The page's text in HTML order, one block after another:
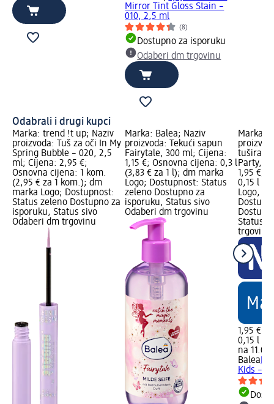
Mirror Tint Gloss Stain –
010, 2,5 ml
(8)
Dostupno za isporuku
Odaberi dm trgovinu
Odabrali i drugi kupci
Marka: trend !t up; Naziv
proizvoda: Tuš za oči In My
Spring Bubble – 020, 2,5
ml; Cijena: 2,95 €;
Osnovna cijena: 1 kom.
(2,95 € za 1 kom.); dm
marka Logo; Dostupnost:
Status zeleno Dostupno za
isporuku, Status sivo
Odaberi dm trgovinu
Marka: Balea; Naziv
proizvoda: Tekući sapun
Fairytale, 300 ml; Cijena:
1,15 €; Osnovna cijena: 0,3 l
(3,83 € za 1 l); dm marka
Logo; Dostupnost: Status
zeleno Dostupno za
isporuku, Status sivo
Odaberi dm trgovinu
Marka:
Party,
1,95 €;
0,15 l
Logo,
Status
trgovinu
1,95 €
0,15 l
na
Balea
Kids –